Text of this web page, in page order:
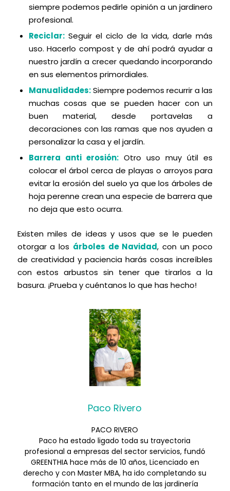
siempre podemos pedirle opinión a un jardinero
profesional.
Reciclar:Seguir el ciclo de la vida, darle más
uso. Hacerlo compost y de ahí podrá ayudar a
nuestro jardín a crecer quedando incorporando
en sus elementos primordiales.
Manualidades:Siempre podemos recurrir a las
muchas cosas que se pueden hacer con un
buen material, desde portavelas a
decoraciones con las ramas que nos ayuden a
personalizar la casa y el jardín.
Barrera anti erosión:Otro uso muy útil es
colocar el árbol cerca de playas o arroyos para
evitar la erosión del suelo ya que los árboles de
hoja perenne crean una especie de barrera que
no deja que esto ocurra.
Existen miles de ideas y usos que se le pueden
otorgar a los árboles de Navidad, con un poco
de creatividad y paciencia harás cosas increíbles
con estos arbustos sin tener que tirarlos a la
basura. ¡Prueba y cuéntanos lo que has hecho!
Paco Rivero
PACO RIVERO
Paco ha estado ligado toda su trayectoria
profesional a empresas del sector servicios, fundó
GREENTHIA hace más de 10 años, Licenciado en
derecho y con Master MBA, ha ido completando su
formación tanto en el mundo de las jardinería